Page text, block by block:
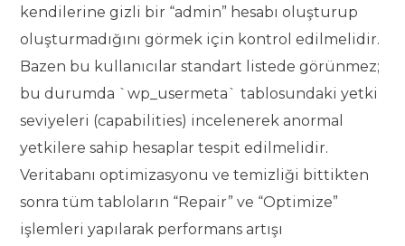
kendilerine gizli bir “admin” hesabı oluşturup
oluşturmadığını görmek için kontrol edilmelidir.
Bazen bu kullanıcılar standart listede görünmez;
bu durumda `wp_usermeta` tablosundaki yetki
seviyeleri (capabilities) incelenerek anormal
yetkilere sahip hesaplar tespit edilmelidir.
Veritabanı optimizasyonu ve temizliği bittikten
sonra tüm tabloların “Repair” ve “Optimize”
işlemleri yapılarak performans artışı